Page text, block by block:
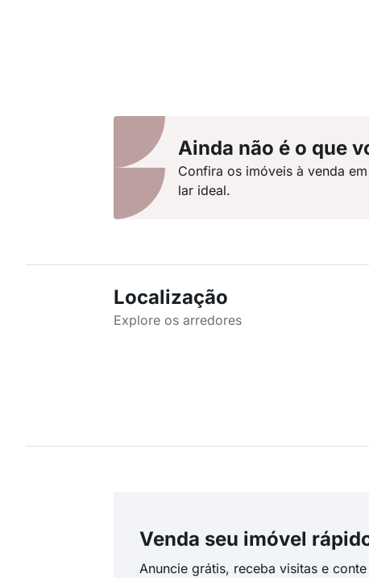
Ainda não é o que
Confira os imóveis à venda
lar ideal.
Localização
Explore os arredores
Venda seu imóvel
Anuncie grátis, receba visitas e